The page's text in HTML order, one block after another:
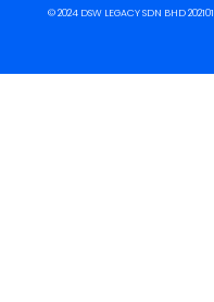
© 2024 DSW LEGACY SDN BHD